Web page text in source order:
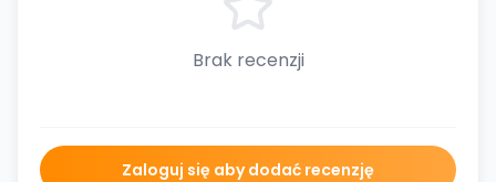
Brak recenzji
Zaloguj się aby dodać recenzję